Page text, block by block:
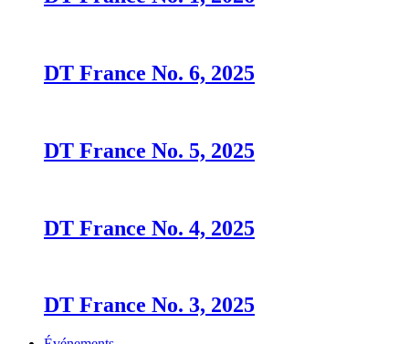
DT France No. 6, 2025
DT France No. 5, 2025
DT France No. 4, 2025
DT France No. 3, 2025